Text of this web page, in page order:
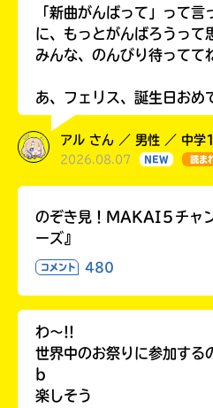
「新曲がんばって」って言
に、もっとがんばろうって
みんな、のんびり待ってて
あ、フェリス、誕生日おめ
アル さん ／ 男性 ／ 中学
2026.08.07 NEW 読ま
のぞき見！MAKAI５チャ
ーズ』
コメント 480
わ〜!!
世界中のお祭りに参加す
b
楽しそう